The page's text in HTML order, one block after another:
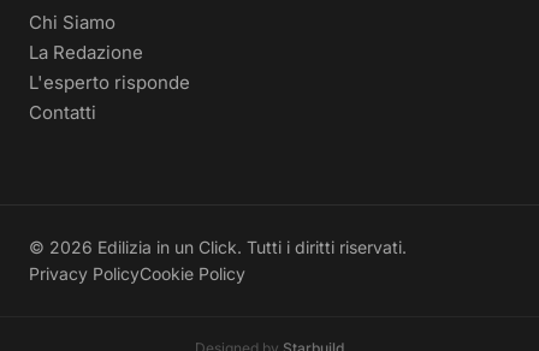
Chi Siamo
La Redazione
L'esperto risponde
Contatti
© 2026 Edilizia in un Click. Tutti i diritti riservati.
Privacy PolicyCookie Policy